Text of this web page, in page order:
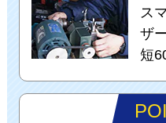
ス
ザ
短